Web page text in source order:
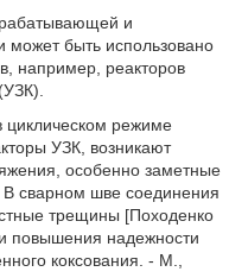
и
быть использовано
например, реакторов
циклическом режиме
УЗК, возникают
особенно заметные
В сварном шве соединения
трещины [Походенко
повышения надежности
коксования. - М.,